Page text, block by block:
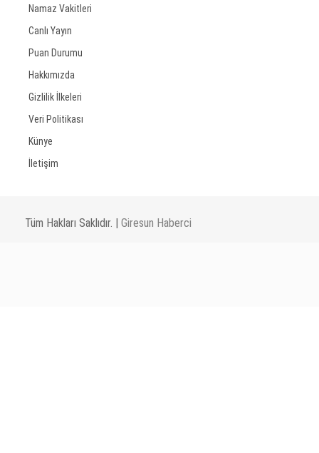
Namaz Vakitleri
Canlı Yayın
Puan Durumu
Hakkımızda
Gizlilik İlkeleri
Veri Politikası
Künye
İletişim
Tüm Hakları Saklıdır. | Giresun Haberci